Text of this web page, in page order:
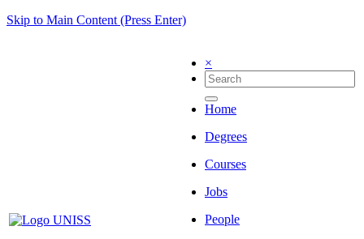
Skip to Main Content (Press Enter)
×
Home
Degrees
Courses
Jobs
People